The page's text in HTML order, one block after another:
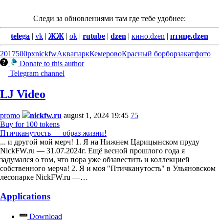
Следи за обновлениями там где тебе удобнее:
telega | vk | ЖЖ | ok | rutube | dzen | кино.dzen | птице.dzen
2017500pxnickfwАквапаркКемеровоКрасный борборзакатфото
Donate to this author
Telegram channel
LJ Video
promo nickfw.ru august 1, 2024 19:45 75
Buy for 100 tokens
Птичканутость — образ жизни!
... и другой мой мерч! 1. Я на Нижнем Царицынском пруду
NickFW.ru — 31.07.2024г. Ещё весной прошлого года я
задумался о том, что пора уже обзавестить и коллекцией
собственного мерча! 2. Я и моя "Птичканутость" в Ульяновском
лесопарке NickFW.ru —…
Applications
Download